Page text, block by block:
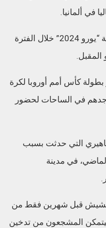
وتستضيف ألمانيا منافسات بطولة “يورو 2024” خلال الفترة
كأس أمم أوروبا لكرة
في الساحات لحضور
التي حدثت بسبب
في مدينة
قبل شهرين فقط من
ومع ذلك، سيتمكن المشجعون من تدخين